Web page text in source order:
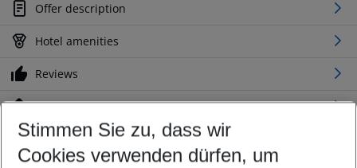
Offer description
Hotel amenities
Reviews
Location
Customize your offer
Stimmen Sie zu, dass wir
Cookies verwenden dürfen, um